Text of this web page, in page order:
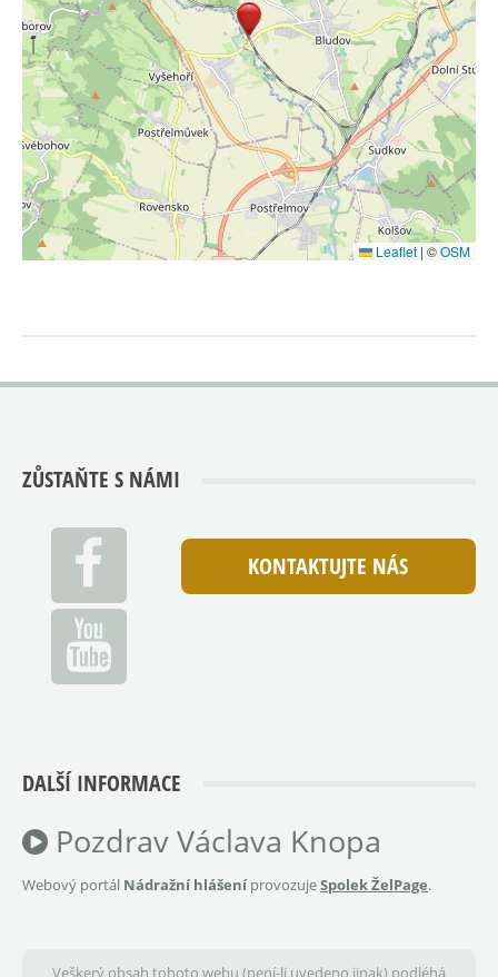
Leaflet | ©OSM
ZŮSTAŇTE S NÁMI
KONTAKTUJTE NÁS
DALŠÍ INFORMACE
Pozdrav Václava Knopa
Webový portál Nádražní hlášeníprovozujeSpolek ŽelPage.
Veškerý obsah tohoto webu (není-li uvedeno jinak) podléhá